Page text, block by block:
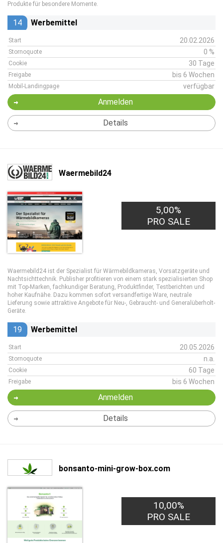
Produkte für besondere Momente.
14 Werbemittel
Start 20.02.2026
Stornoquote 0 %
Cookie 30 Tage
Freigabe bis 6 Wochen
Mobil-Landingpage verfügbar
Anmelden
Details
Waermebild24
5,00%
PRO SALE
Waermebild24 ist der Spezialist für Wärmebildkameras, Vorsatzgeräte und
Nachtsichttechnik. Publisher profitieren von einem stark spezialisierten Shop
mit Top-Marken, fachkundiger Beratung, Produktfinder, Testberichten und
hoher Kaufnähe. Dazu kommen sofort versandfertige Ware, neutrale
Lieferung sowie attraktive Angebote für Neu-, Gebraucht- und Generalüberholt-
Geräte.
19 Werbemittel
Start 20.05.2026
Stornoquote n.a.
Cookie 60 Tage
Freigabe bis 6 Wochen
Anmelden
Details
bonsanto-mini-grow-box.com
10,00%
PRO SALE